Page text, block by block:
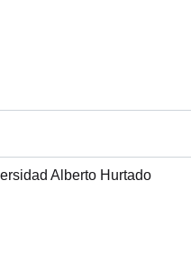
Alberto Hurtado